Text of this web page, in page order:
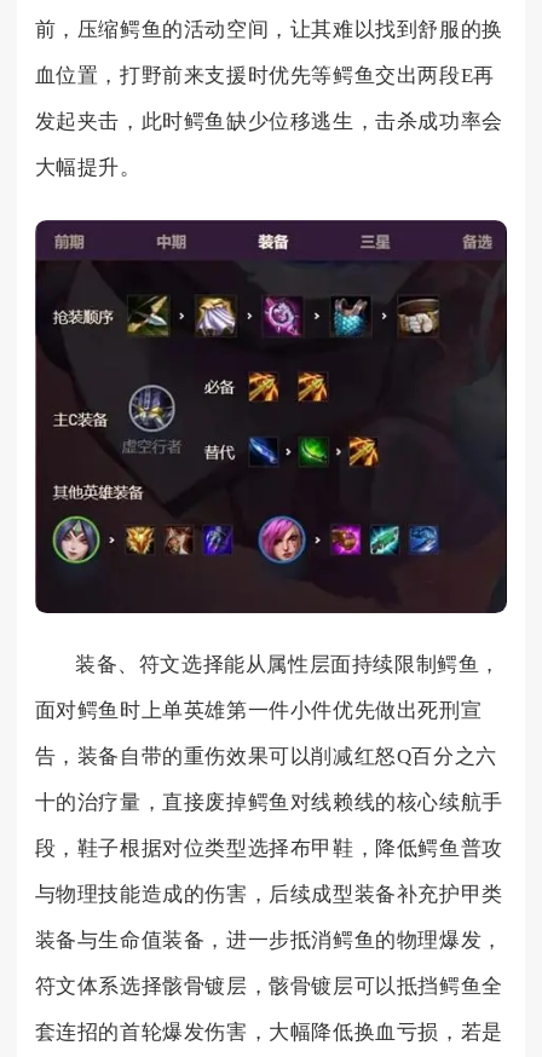
前，压缩鳄鱼的活动空间，让其难以找到舒服的换
血位置，打野前来支援时优先等鳄鱼交出两段E再
发起夹击，此时鳄鱼缺少位移逃生，击杀成功率会
大幅提升。
装备、符文选择能从属性层面持续限制鳄鱼，
面对鳄鱼时上单英雄第一件小件优先做出死刑宣
告，装备自带的重伤效果可以削减红怒Q百分之六
十的治疗量，直接废掉鳄鱼对线赖线的核心续航手
段，鞋子根据对位类型选择布甲鞋，降低鳄鱼普攻
与物理技能造成的伤害，后续成型装备补充护甲类
装备与生命值装备，进一步抵消鳄鱼的物理爆发，
符文体系选择骸骨镀层，骸骨镀层可以抵挡鳄鱼全
套连招的首轮爆发伤害，大幅降低换血亏损，若是